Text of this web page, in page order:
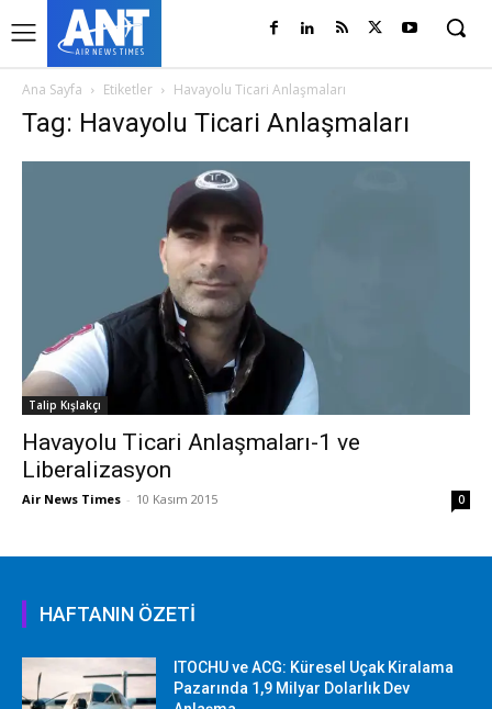
Ana Sayfa Etiketler Havayolu Ticari Anlaşmaları
Tag: Havayolu Ticari Anlaşmaları
Talip Kışlakçı
Havayolu Ticari Anlaşmaları-1 ve
Liberalizasyon
Air News Times - 10 Kasım 2015 0
HAFTANIN ÖZETİ
ITOCHU ve ACG: Küresel Uçak Kiralama
Pazarında 1,9 Milyar Dolarlık Dev